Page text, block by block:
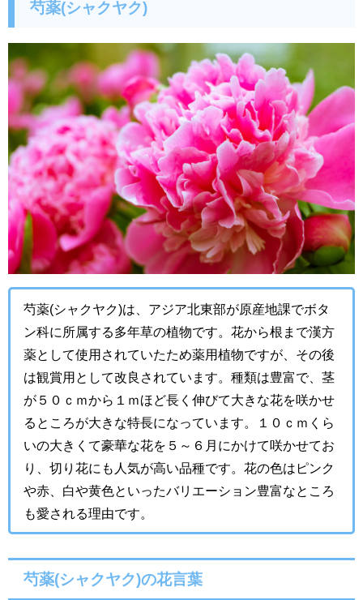
芍薬(シャクヤク)
芍薬(シャクヤク)は、アジア北東部が原産地課でボタ
ン科に所属する多年草の植物です。花から根まで漢方
薬として使用されていたため薬用植物ですが、その後
は観賞用として改良されています。種類は豊富で、茎
が５０ｃｍから１ｍほど長く伸びて大きな花を咲かせ
るところが大きな特長になっています。１０ｃｍくら
いの大きくて豪華な花を５～６月にかけて咲かせてお
り、切り花にも人気が高い品種です。花の色はピンク
や赤、白や黄色といったバリエーション豊富なところ
も愛される理由です。
芍薬(シャクヤク)の花言葉